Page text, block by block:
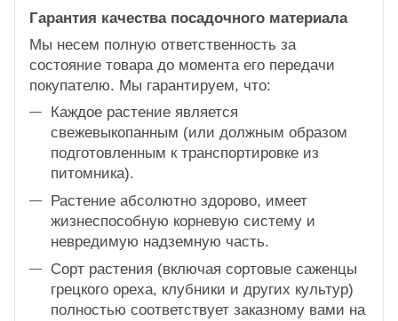
Гарантия качества посадочного материала
Мы несем полную ответственность за
состояние товара до момента его передачи
покупателю. Мы гарантируем, что:
Каждое растение является
свежевыкопанным (или должным образом
подготовленным к транспортировке из
питомника).
Растение абсолютно здорово, имеет
жизнеспособную корневую систему и
невредимую надземную часть.
Сорт растения (включая сортовые саженцы
грецкого ореха, клубники и других культур)
полностью соответствует заказному вами на